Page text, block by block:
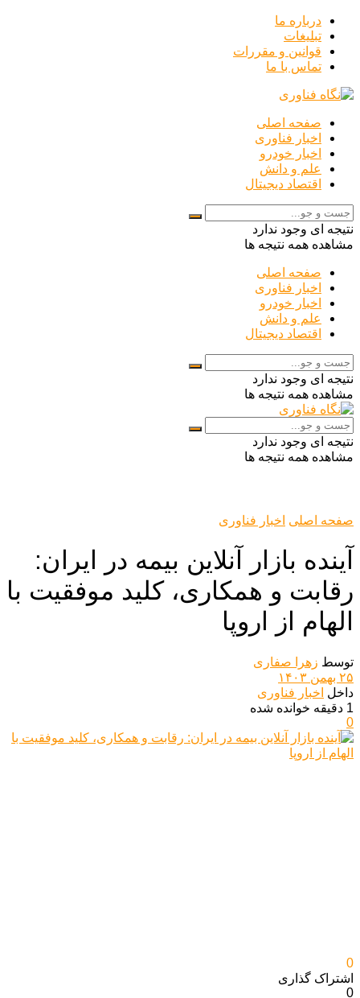
درباره ما
تبلیغات
قوانین و مقررات
تماس با ما
صفحه اصلی
اخبار فناوری
اخبار خودرو
علم و دانش
اقتصاد دیجیتال
نتیجه ای وجود ندارد
مشاهده همه نتیجه ها
صفحه اصلی
اخبار فناوری
اخبار خودرو
علم و دانش
اقتصاد دیجیتال
نتیجه ای وجود ندارد
مشاهده همه نتیجه ها
نتیجه ای وجود ندارد
مشاهده همه نتیجه ها
صفحه اصلی اخبار فناوری
آینده بازار آنلاین بیمه در ایران:
رقابت و همکاری، کلید موفقیت با
الهام از اروپا
توسط زهرا صفاری
۲۵ بهمن ۱۴۰۳
داخل اخبار فناوری
1 دقیقه خوانده شده
0
0
اشتراک گذاری‌
0